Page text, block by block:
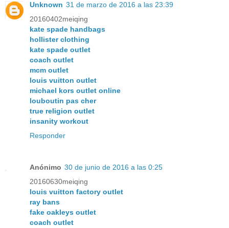
Unknown 31 de marzo de 2016 a las 23:39
20160402meiqing
kate spade handbags
hollister clothing
kate spade outlet
coach outlet
mcm outlet
louis vuitton outlet
michael kors outlet online
louboutin pas cher
true religion outlet
insanity workout
Responder
Anónimo 30 de junio de 2016 a las 0:25
20160630meiqing
louis vuitton factory outlet
ray bans
fake oakleys outlet
coach outlet